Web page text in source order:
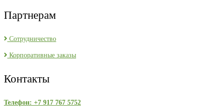
Партнерам
Сотрудничество
Корпоративные заказы
Контакты
Телефон: +7 917 767 5752